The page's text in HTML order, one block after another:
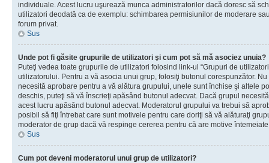
individuale. Acest lucru uşurează munca administratorilor dacă doresc să
utilizatori deodată ca de exemplu: schimbarea permisiunilor de moderare
forum privat.
Sus
Unde pot fi găsite grupurile de utilizatori şi cum pot să mă asociez unuia?
Puteţi vedea toate grupurile de utilizatori folosind link-ul “Grupuri de
utilizatorului. Pentru a vă asocia unui grup, folosiţi butonul corespunzător.
necesită aprobare pentru a vă alătura grupului, unele sunt închise şi altele
deschis, puteţi să vă înscrieţi apăsând butonul adecvat. Dacă grupul
acest lucru apăsând butonul adecvat. Moderatorul grupului va trebui să
posibil să fiţi întrebat care sunt motivele pentru care doriţi să vă alăturaţi
moderator de grup dacă vă respinge cererea pentru că are motive
Sus
Cum pot deveni moderatorul unui grup de utilizatori?